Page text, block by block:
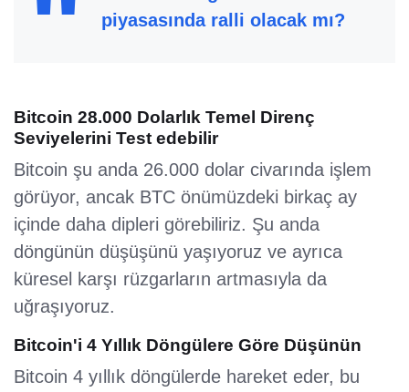
piyasasında ralli olacak mı?
Bitcoin 28.000 Dolarlık Temel Direnç
Seviyelerini Test edebilir
Bitcoin şu anda 26.000 dolar civarında işlem
görüyor, ancak BTC önümüzdeki birkaç ay
içinde daha dipleri görebiliriz. Şu anda
döngünün düşüşünü yaşıyoruz ve ayrıca
küresel karşı rüzgarların artmasıyla da
uğraşıyoruz.
Bitcoin'i 4 Yıllık Döngülere Göre Düşünün
Bitcoin 4 yıllık döngülerde hareket eder, bu